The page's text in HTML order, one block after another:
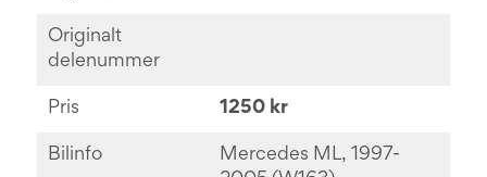
Originalt
delenummer
Pris 1250 kr
Bilinfo
Mercedes ML, 1997-